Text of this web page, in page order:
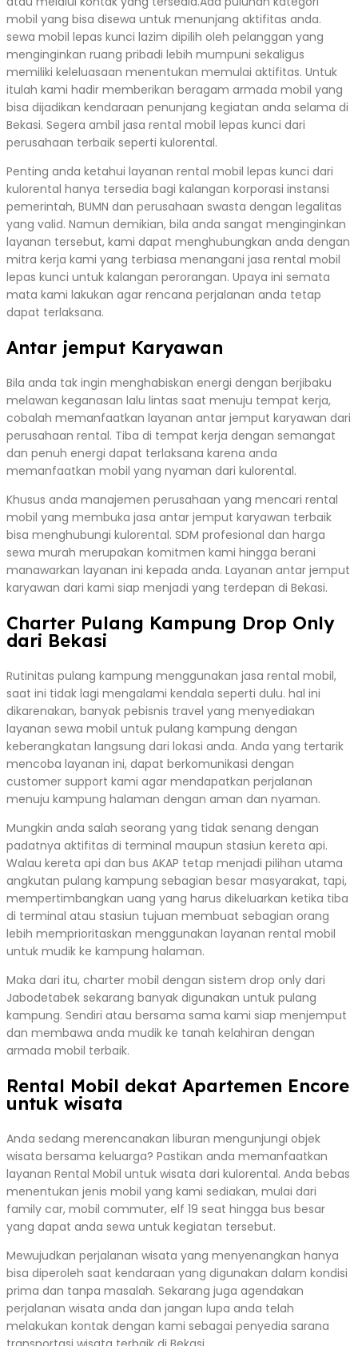
mobil yang bisa disewa untuk menunjang aktifitas anda.
sewa mobil lepas kunci lazim dipilih oleh pelanggan yang
menginginkan ruang pribadi lebih mumpuni sekaligus
memiliki keleluasaan menentukan memulai aktifitas. Untuk
itulah kami hadir memberikan beragam armada mobil yang
bisa dijadikan kendaraan penunjang kegiatan anda selama di
Bekasi. Segera ambil jasa rental mobil lepas kunci dari
perusahaan terbaik seperti kulorental.
Penting anda ketahui layanan rental mobil lepas kunci dari
kulorental hanya tersedia bagi kalangan korporasi instansi
pemerintah, BUMN dan perusahaan swasta dengan legalitas
yang valid. Namun demikian, bila anda sangat menginginkan
layanan tersebut, kami dapat menghubungkan anda dengan
mitra kerja kami yang terbiasa menangani jasa rental mobil
lepas kunci untuk kalangan perorangan. Upaya ini semata
mata kami lakukan agar rencana perjalanan anda tetap
dapat terlaksana.
Antar jemput Karyawan
Bila anda tak ingin menghabiskan energi dengan berjibaku
melawan keganasan lalu lintas saat menuju tempat kerja,
cobalah memanfaatkan layanan antar jemput karyawan dari
perusahaan rental. Tiba di tempat kerja dengan semangat
dan penuh energi dapat terlaksana karena anda
memanfaatkan mobil yang nyaman dari kulorental.
Khusus anda manajemen perusahaan yang mencari rental
mobil yang membuka jasa antar jemput karyawan terbaik
bisa menghubungi kulorental. SDM profesional dan harga
sewa murah merupakan komitmen kami hingga berani
manawarkan layanan ini kepada anda. Layanan antar jemput
karyawan dari kami siap menjadi yang terdepan di Bekasi.
Charter Pulang Kampung Drop Only
dari Bekasi
Rutinitas pulang kampung menggunakan jasa rental mobil,
saat ini tidak lagi mengalami kendala seperti dulu. hal ini
dikarenakan, banyak pebisnis travel yang menyediakan
layanan sewa mobil untuk pulang kampung dengan
keberangkatan langsung dari lokasi anda. Anda yang tertarik
mencoba layanan ini, dapat berkomunikasi dengan
customer support kami agar mendapatkan perjalanan
menuju kampung halaman dengan aman dan nyaman.
Mungkin anda salah seorang yang tidak senang dengan
padatnya aktifitas di terminal maupun stasiun kereta api.
Walau kereta api dan bus AKAP tetap menjadi pilihan utama
angkutan pulang kampung sebagian besar masyarakat, tapi,
mempertimbangkan uang yang harus dikeluarkan ketika tiba
di terminal atau stasiun tujuan membuat sebagian orang
lebih memprioritaskan menggunakan layanan rental mobil
untuk mudik ke kampung halaman.
Maka dari itu, charter mobil dengan sistem drop only dari
Jabodetabek sekarang banyak digunakan untuk pulang
kampung. Sendiri atau bersama sama kami siap menjemput
dan membawa anda mudik ke tanah kelahiran dengan
armada mobil terbaik.
Rental Mobil dekat Apartemen Encore
untuk wisata
Anda sedang merencanakan liburan mengunjungi objek
wisata bersama keluarga? Pastikan anda memanfaatkan
layanan Rental Mobil untuk wisata dari kulorental. Anda bebas
menentukan jenis mobil yang kami sediakan, mulai dari
family car, mobil commuter, elf 19 seat hingga bus besar
yang dapat anda sewa untuk kegiatan tersebut.
Mewujudkan perjalanan wisata yang menyenangkan hanya
bisa diperoleh saat kendaraan yang digunakan dalam kondisi
prima dan tanpa masalah. Sekarang juga agendakan
perjalanan wisata anda dan jangan lupa anda telah
melakukan kontak dengan kami sebagai penyedia sarana